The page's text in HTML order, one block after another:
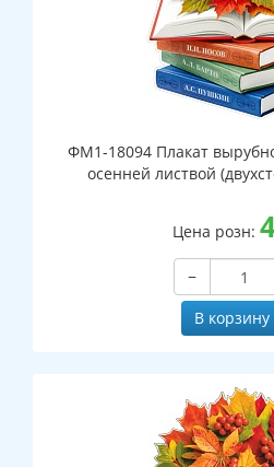
ФМ1-18094 Плакат
осенней листвой
Цена розн:
−
В корзину